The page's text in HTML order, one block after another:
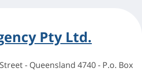
Pty Ltd.
- Queensland 4740 - P.o. Box